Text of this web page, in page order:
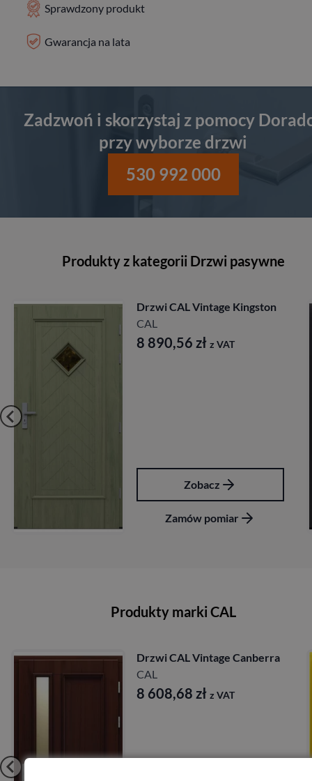
Sprawdzony produkt
Gwarancja na lata
Zadzwoń i skorzystaj z pomocy
przy wyborze drzwi
530 992 000
Produkty z kategorii Drzwi pasywne
Drzwi CAL Rycerska
Longinus
CAL
Zobacz
Zamów pomiar
Produkty marki CAL
Drzwi CAL Vintage
10 589,40